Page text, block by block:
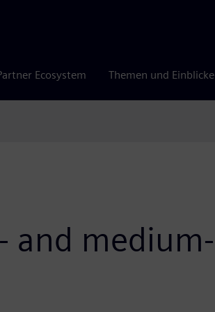
Ecosystem Themen und Einblicke
and medium-